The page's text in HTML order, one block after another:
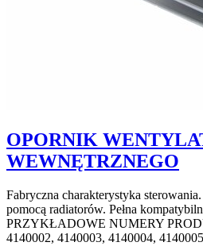
OPORNIK
WEWNĘTRZNEGO
Fabryczna charakterystyka
pomocą radiatorów. Pełna
PRZYKŁADOWE NUMERY
4140002, 4140003, 4140004,